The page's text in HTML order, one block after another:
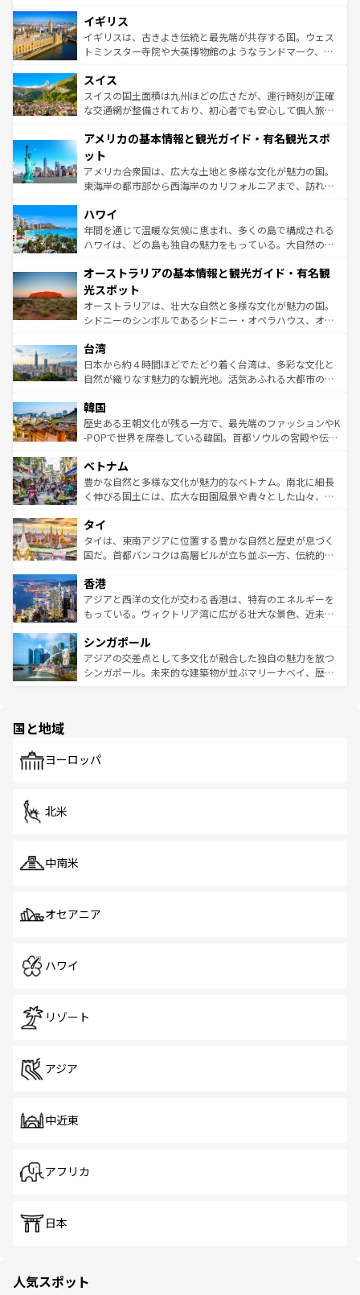
香り高いラベンダー畑など、多彩な楽しみ方が可能だ。さ
らに、パリ以外の地域にも魅力が溢れており、どの街角に
も豊かな歴史と文化が息づいている。パリ以外の個性あふ
を参照してほしい。
顔を持つこの国は、どこを歩いても飽きることがない。ベ
ルリンの文化的活気、バイエルン州のアルプスの絶景、そ
してライン川沿いのワイン畑といった風景は必見。ビール
は、お酒好きな人にはぜひ体験してほしい。 なお、新着の
ドイツ情報はコンテンツ一覧を参照してほしい。
イギリス
イギリスは、古きよき伝統と最先端が共存する国。ウェス
トミンスター寺院や大英博物館のようなランドマーク、歴
リアごとに異なる魅力がある。また、優雅なアフタヌーン
ティー、ビール好きにはたまらない英国パブ、サッカー観
戦など、本場だからこそできる体験も豊富。イギリスを旅
ンツ一覧を参照してほしい。
スイス
スイスの国土面積は九州ほどの広さだが、運行時刻が正確
な交通網が整備されており、初心者でも安心して個人旅行
の建物がそのまま残る町や、スイスならではのユニークな
博物館もあり、アルプス観光だけでなく町歩きも満喫する
ことができる。国民の所得が高いため物価も高いが、旅行
者向けの交通パス提供のサービスもあり、うまく活用すれ
着のスイス情報は
アメリカの基本情報と観光ガイド・有名観光スポ
ット
アメリカ合衆国は、広大な土地と多様な文化が魅力の国。
東海岸の都市部から西海岸のカリフォルニアまで、訪れる
のような巨大都市は、観光、ショッピング、エンターテイ
ンメントが詰まった刺激的なスポットだ。一方、アメリカ
西部には大自然が広がり、グランドキャニオンやイエロー
部のニューオーリンズでは、音楽と美食が融合した独特の
文化が魅力。旅行者はアメリカの各地域で異なる魅力を楽
しみながら、その多様性と豊かな歴史を感じることができ
るだろう。車でのロードトリップや列車の旅も、アメリカ
情報は
ハワイ
年間を通じて温暖な気候に恵まれ、多くの島で構成される
ハワイは、どの島も独自の魅力をもっている。大自然の神
ワイ島は見逃せない。また、定番の観光地といえばオアフ
島だが、静かな自然を求めるならマウイ島やカウアイ島が
おすすめ。エメラルドグリーンに輝く海をはじめ、豊かな
文化や歴史が息づいている。「アロハスピリット」と呼ば
人々、おいしいローカルフードやハワイアンミュージッ
ク、伝統的なフラダンスなど、すべてがハワイの魅力を彩
っている。訪れるたびに新しい発見と感動が待っているハ
はコンテンツ一覧
オーストラリアの基本情報と観光ガイド・有名観
光スポット
オーストラリアは、壮大な自然と多様な文化が魅力の国。
シドニーのシンボルであるシドニー・オペラハウス、オー
リアリーフや大陸中央部にそびえるウルル（エアーズロッ
ク）、タスマニアの美しい原生林やケアンズの熱帯雨林な
ど、見どころがたくさん。また、カフェやワイン、オージ
いる。アクティビティも充実しており、サーフィンやダイ
ビング、ハイキングなど、アウトドア好きにはたまらな
い。オーストラリアの多彩な魅力を存分に味わいつくそ
参照してほしい。
台湾
日本から約４時間ほどでたどり着く台湾は、多彩な文化と
自然が織りなす魅力的な観光地。活気あふれる大都市の台
ン）、静ひつな山岳地帯である台湾東部など、都市の喧騒
と山間の静けさが共存しており、訪れる人に新しい発見と
驚きをもたらしてくれる。また、奥深い台湾の食文化も魅
容にもいいと評判のスイーツなど、バラエティ豊かな料理
が味わえる。 なお、新着の台湾情報は コンテンツ一覧を参
照してほしい。
韓国
歴史ある王朝文化が残る一方で、最先端のファッションやK
-POPで世界を席巻している韓国。首都ソウルの宮殿や伝統
き、地方に足を延ばせば四季折々の自然美を楽しむことが
できる。そして、キムチや焼肉、絶品のストリートフード
まで、さまざまな韓国料理が待っている。夜には、韓国な
リティに包まれながら、韓国の多彩な魅力を心ゆくまで味
わってみてほしい。 なお、新着の韓国情報はコンテンツ一
覧を参照してほしい。
ベトナム
豊かな自然と多様な文化が魅力的なベトナム。南北に細長
く伸びる国土には、広大な田園風景や青々とした山々、世
急速な発展と共に伝統が息づく。ハノイの古い町並みやホ
ーチミン市のフランス統治時代の建物も、独特の雰囲気を
醸し出している。また、バラエティの豊かさとおいしさで
とつ。フォーやバインミー、ベトナムコーヒーなどは、ぜ
ひ現地で味わいたい。どの地域を訪れてもあたたかい人々
が旅行者を迎えてくれるので、きっと忘れられない旅にな
参照してほしい。
タイ
タイは、東南アジアに位置する豊かな自然と歴史が息づく
国だ。首都バンコクは高層ビルが立ち並ぶ一方、伝統的な
の活気が交差している。北部ではチェンマイなどの山岳地
帯で自然と触れ合い、南部ではプーケットやクラビの美し
いビーチでリゾート気分を楽しむことができる。タイ料理
激する。気候は一年中温暖で、どの季節にも異なる楽しみ
が待っている。親しみやすいタイの人々、仏教を中心とし
た文化、そして多様な観光資源が、訪れる旅人を魅了し続
香港
アジアと西洋の文化が交わる香港は、特有のエネルギーを
もっている。ヴィクトリア湾に広がる壮大な景色、近未来
み、どこを訪れても感動するはず。観光スポットが密集し
ており、効率よく見どころを回れるのも魅力。息をのむよ
うな絶景から文化的な体験まで、香港を存分に楽しみ尽く
シンガポール
アジアの交差点として多文化が融合した独自の魅力を放つ
シンガポール。未来的な建築物が並ぶマリーナベイ、歴史
で、ホーカーズは地元の風情を楽しめる外せないスポット
国と地域
ヨーロッパ
北米
中南米
オセアニア
ハワイ
リゾート
アジア
中近東
アフリカ
日本
人気スポット